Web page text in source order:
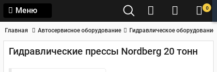
Меню 0
Главная Автосервисное оборудование Гидравлическое оборудование
Гидравлические прессы Nordberg 20 тонн